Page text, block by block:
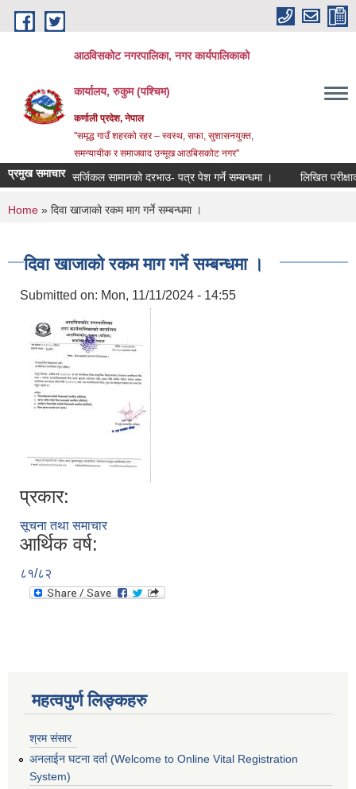
Skip to main content
आठविसकोट नगरपालिका, नगर कार्यपालिकाको
कार्यालय, रुकुम (पश्चिम)
कर्णाली प्रदेश, नेपाल
"समृद्ध गाउँ शहरको रहर – स्वस्थ, सफा, सुशासनयुक्त,
समन्यायीक र समाजवाद उन्मूख आठबिसकोट नगर"
प्रमुख समाचारसर्जिकल सामानको दरभाउ- पत्र पेश गर्ने सम्बन्धमा । लिखित परीक्षाको
You are here
Home » दिवा खाजाको रकम माग गर्ने सम्बन्धमा ।
दिवा खाजाको रकम माग गर्ने सम्बन्धमा ।
Submitted on: Mon, 11/11/2024 - 14:55
प्रकार:
सूचना तथा समाचार
आर्थिक वर्ष:
८१/८२
महत्वपुर्ण लिङ्कहरु
श्रम संसार
अनलाईन घटना दर्ता (Welcome to Online Vital Registration
System)